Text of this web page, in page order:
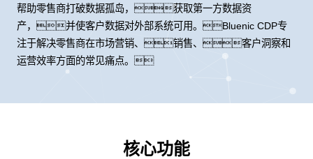
帮助零售商打破数据孤岛，获取第一方数据资
产，并使客户数据对外部系统可用。Bluenic CDP专
注于解决零售商在市场营销、销售、客户洞察和
运营效率方面的常见痛点。
核心功能